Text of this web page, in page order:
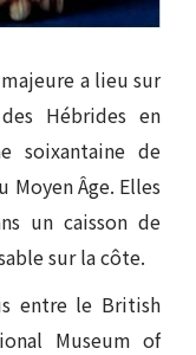
a lieu sur
Hébrides en
soixantaine de
Moyen Âge. Elles
un caisson de
sur la côte.
entre le British
Museum of